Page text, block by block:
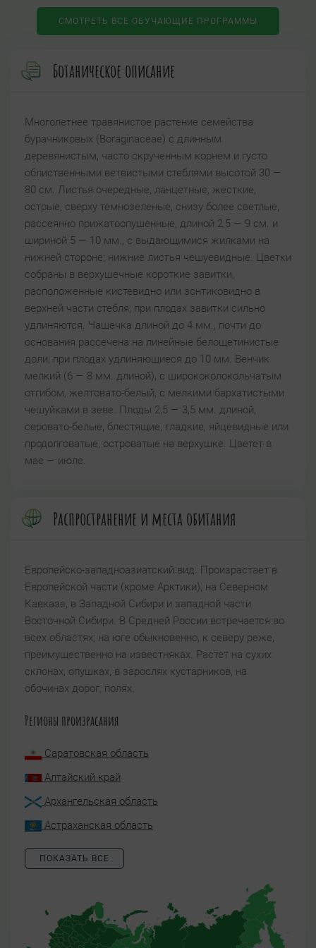
СМОТРЕТЬ ВСЕ ОБУЧАЮЩИЕ ПРОГРАММЫ
Ботаническое описание
Многолетнее травянистое растение семейства
бурачниковых (Boraginaceae) с длинным
деревянистым, часто скрученным корнем и густо
облиственными ветвистыми стеблями высотой 30 —
80 см. Листья очередные, ланцетные, жесткие,
острые, сверху темнозеленые, снизу более светлые,
рассеянно прижатоопушенные, длиной 2,5 — 9 см. и
шириной 5 — 10 мм., с выдающимися жилками на
нижней стороне; нижние листья чешуевидные. Цветки
собраны в верхушечные короткие завитки,
расположенные кистевидно или зонтиковидно в
верхней части стебля; при плодах завитки сильно
удлиняются. Чашечка длиной до 4 мм., почти до
основания рассечена на линейные белощетинистые
доли, при плодах удлиняющиеся до 10 мм. Венчик
мелкий (6 — 8 мм. длиной), с ширококолокольчатым
отгибом, желтовато-белый, с мелкими бархатистыми
чешуйками в зеве. Плоды 2,5 — 3,5 мм. длиной,
серовато-белые, блестящие, гладкие, яйцевидные или
продолговатые, островатые на верхушке. Цветет в
мае — июле.
Распространение и места обитания
Европейско-западноазиатский вид. Произрастает в
Европейской части (кроме Арктики), на Северном
Кавказе, в Западной Сибири и западной части
Восточной Сибири. В Средней России встречается во
всех областях; на юге обыкновенно, к северу реже,
преимущественно на известняках. Растет на сухих
склонах, опушках, в зарослях кустарников, на
обочинах дорог, полях.
Регионы произрасания
Саратовская область
Алтайский край
Архангельская область
Астраханская область
ПОКАЗАТЬ ВСЕ